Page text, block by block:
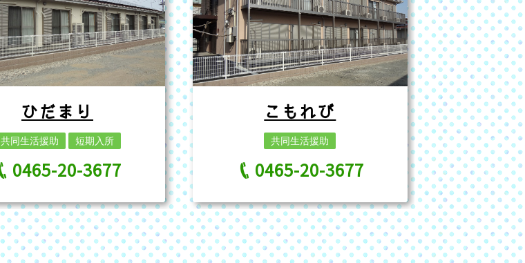
ひだまり
共同生活援助 短期入所
0465-20-3677
こもれび
共同生活援助
0465-20-3677